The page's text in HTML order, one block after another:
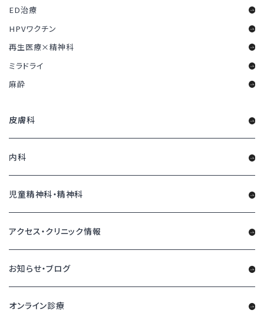
ED治療
HPVワクチン
再生医療×精神科
ミラドライ
麻酔
皮膚科
内科
児童精神科・精神科
アクセス・クリニック情報
お知らせ・ブログ
オンライン診療